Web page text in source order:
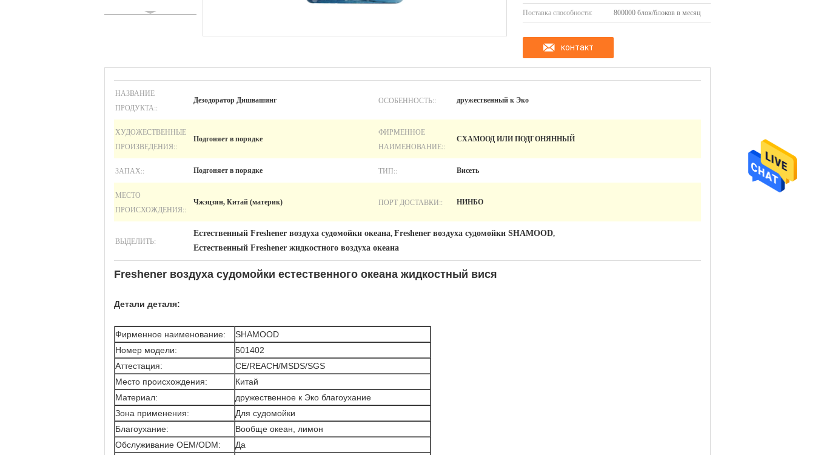
Поставка способности: 800000 блок/блоков в месяц
контакт
НАЗВАНИЕ
ПРОДУКТА::
Дезодоратор Дишвашинг ОСОБЕННОСТЬ:: дружественный к Эко
ХУДОЖЕСТВЕННЫЕ
ПРОИЗВЕДЕНИЯ::
Подгоняет в порядке
ФИРМЕННОЕ
НАИМЕНОВАНИЕ::
СХАМООД ИЛИ ПОДГОНЯННЫЙ
ЗАПАХ:: Подгоняет в порядке ТИП:: Висеть
МЕСТО
ПРОИСХОЖДЕНИЯ::
Чжэцзян, Китай (материк) ПОРТ ДОСТАВКИ:: НИНБО
ВЫДЕЛИТЬ:
Естественный Freshener воздуха судомойки океана, Freshener воздуха судомойки SHAMOOD,
Естественный Freshener жидкостного воздуха океана
Freshener воздуха судомойки естественного океана жидкостный вися
Детали деталя:
Фирменное наименование:
SHAMOOD
Номер модели:
501402
Аттестация:
CE/REACH/MSDS/SGS
Место происхождения:
Китай
Материал:
дружественное к Эко благоухание
Зона применения:
Для судомойки
Благоухание:
Вообще океан, лимон
Обслуживание OEM/ODM:
Да